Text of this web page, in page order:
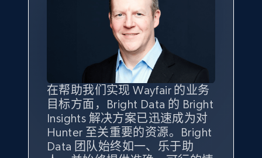
URL, Product id, Title, Seller name, Seller rating,
Seller reviews, Breadcrumbs, Root category, and
359+ 立即开始
eBay - Collect products from shops on eBay
URL, Product id, Title, Seller name, Seller rating,
Seller reviews, Breadcrumbs, Root category, and
在帮助我们实现 Wayfair 的业务
目标方面，Bright Data 的 Bright
Insights 解决方案已迅速成为对
Hunter 至关重要的资源。Bright
Data 团队始终如一、乐于助
Bright Insights 的数据极大地支
持了我们公司的目标。每个产品
类别的市场份额帮助我们以主要
竞争对手为基准，而供应商的销
售情况则从战术上帮助我们的营
我们之所以选择 Bright
Insights，是因为它能够跟踪销
售情况，并绘制对我们业务至关
重要的竞争产品类别图。
借助 Bright Data 的解决方案，
我们获得了对市场领域、产品、
竞争格局以及消费者行为趋势的
独特且全面的洞察。